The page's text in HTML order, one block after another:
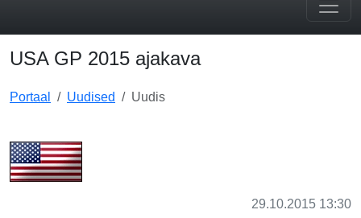
USA GP 2015 ajakava
Portaal Uudised Uudis
29.10.2015 13:30